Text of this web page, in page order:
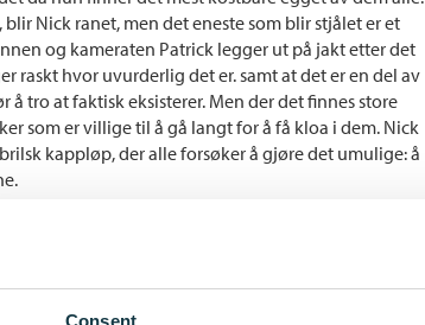
Consent
blir Nick ranet, men det eneste som blir stjålet er et
og kameraten Patrick legger ut på jakt etter det
raskt hvor uvurderlig det er. samt at det er en del av
å tro at faktisk eksisterer. Men der det finnes store
som er villige til å gå langt for å få kloa i dem. Nick
kappløp, der alle forsøker å gjøre det umulige: å